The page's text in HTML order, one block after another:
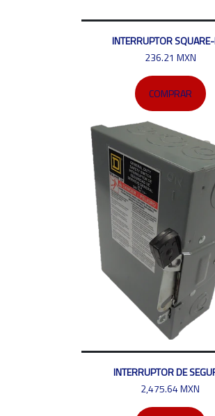
INTERRUPTOR
236.21 MXN
COMPRAR
INTERRUPTOR DE
2,475.64 MXN